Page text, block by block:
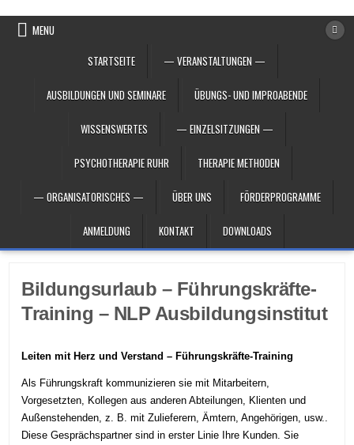
MENU
STARTSEITE
— VERANSTALTUNGEN —
AUSBILDUNGEN UND SEMINARE ÜBUNGS- UND IMPROABENDE
WISSENSWERTES — EINZELSITZUNGEN —
PSYCHOTHERAPIE RUHR THERAPIE METHODEN
— ORGANISATORISCHES — ÜBER UNS FÖRDERPROGRAMME
ANMELDUNG KONTAKT DOWNLOADS
Bildungsurlaub – Führungskräfte-
Training – NLP Ausbildungsinstitut
Leiten mit Herz und Verstand – Führungskräfte-Training
Als Führungskraft kommunizieren sie mit Mitarbeitern,
Vorgesetzten, Kollegen aus anderen Abteilungen, Klienten und
Außenstehenden, z. B. mit Zulieferern, Ämtern, Angehörigen, usw..
Diese Gesprächspartner sind in erster Linie Ihre Kunden. Sie